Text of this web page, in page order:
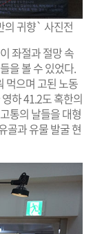
의 귀향` 사진전
좌절과 절망 속
을 볼 수 있었다.
먹으며 고된 노동
하 41.2도 혹한의
통의 날들을 대형
골과 유물 발굴 현